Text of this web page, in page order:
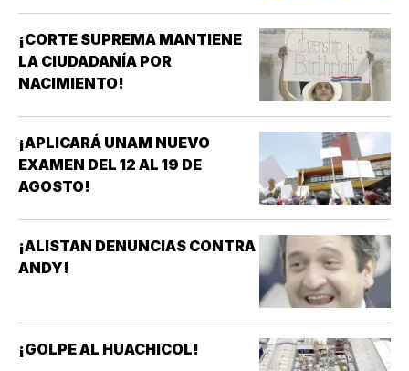
¡CORTE SUPREMA MANTIENE
LA CIUDADANÍA POR
NACIMIENTO!
¡APLICARÁ UNAM NUEVO
EXAMEN DEL 12 AL 19 DE
AGOSTO!
¡ALISTAN DENUNCIAS CONTRA
ANDY!
¡GOLPE AL HUACHICOL!